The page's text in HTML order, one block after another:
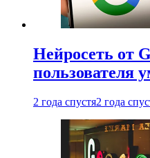
Нейросеть от
пользователя
2 года спустя2 года